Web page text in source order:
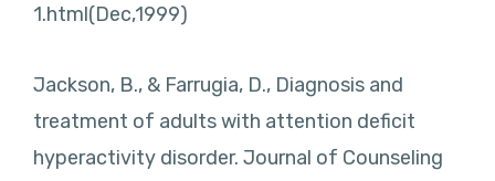
1.html(Dec,1999)
Jackson, B., & Farrugia, D., Diagnosis and
treatment of adults with attention deficit
hyperactivity disorder. Journal of Counseling